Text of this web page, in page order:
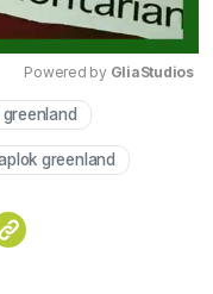
Powered by GliaStudios
greenland